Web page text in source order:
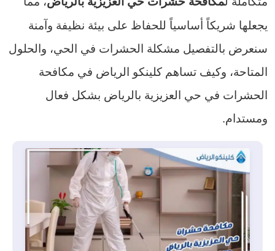
يجعلها شريكاً أساسياً للحفاظ على بيئة نظيفة وآمنة
سنعرض بالتفصيل مشكلة الحشرات في الحي، والحلول
المتاحة، وكيف تساهم كلينكو الرياض في مكافحة
الحشرات في حي العزيزية بالرياض بشكل فعال
ومستدام.